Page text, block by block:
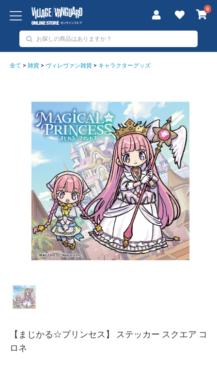
0
全て > 雑貨 > ヴィレヴァン雑貨 > キャラクターグッズ
【まじかる☆プリンセス】 ステッカー スクエア コ
ロネ